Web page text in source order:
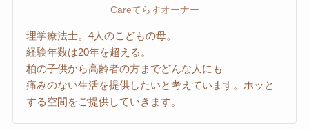
Careてらすオーナー
理学療法士。4人のこどもの母。
経験年数は20年を超える。
柏の子供から高齢者の方までどんな人にも
痛みのない生活を提供したいと考えています。ホッと
する空間をご提供していきます。